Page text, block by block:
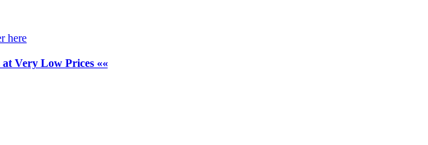
Very Low Prices ««